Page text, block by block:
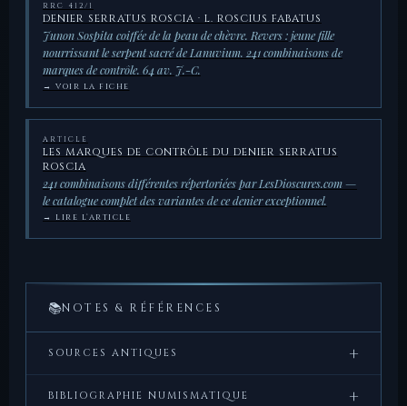
RRC 412/1
DENIER SERRATUS ROSCIA · L. ROSCIUS FABATUS
Junon Sospita coiffée de la peau de chèvre. Revers : jeune fille
nourrissant le serpent sacré de Lanuvium. 241 combinaisons de
marques de contrôle. 64 av. J.-C.
→ VOIR LA FICHE
ARTICLE
LES MARQUES DE CONTRÔLE DU DENIER SERRATUS
ROSCIA
241 combinaisons différentes répertoriées par LesDioscures.com —
le catalogue complet des variantes de ce denier exceptionnel.
→ LIRE L’ARTICLE
📚NOTES & RÉFÉRENCES
SOURCES ANTIQUES +
Properce,Élégies , IV, 8 — description poétique du
BIBLIOGRAPHIE NUMISMATIQUE +